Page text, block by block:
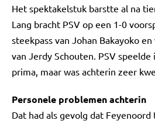
Het spektakelstuk barstte al na
Lang bracht PSV op een 1-0
steekpass van Johan Bakayoko
van Jerdy Schouten. PSV
prima, maar was achterin zeer
Personele problemen achterin
Dat had als gevolg dat